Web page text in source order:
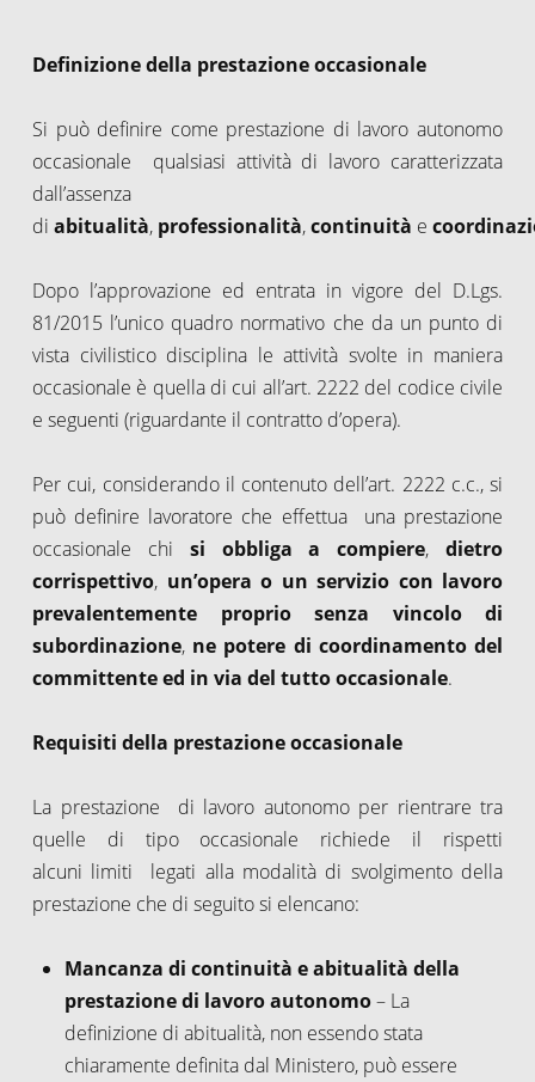
Definizione della prestazione occasionale
Si può definire come prestazione di lavoro autonomo
occasionale qualsiasi attività di lavoro caratterizzata
dall’assenza
di abitualità, professionalità,continuità e
Dopo l’approvazione ed entrata in vigore del D.Lgs.
81/2015 l’unico quadro normativo che da un punto di
vista civilistico disciplina le attività svolte in maniera
occasionale è quella di cui all’art. 2222 del codice civile
e seguenti (riguardante il contratto d’opera).
Per cui, considerando il contenuto dell’art. 2222 c.c., si
può definire lavoratore che effettua una prestazione
occasionale chi si obbliga a compiere, dietro
corrispettivo, un’opera o un servizio con lavoro
prevalentemente proprio senza vincolo di
subordinazione, ne potere di coordinamento del
committente ed in via del tutto occasionale.
Requisiti della prestazione occasionale
La prestazione di lavoro autonomo per rientrare tra
quelle di tipo occasionale richiede il rispetti
alcuni limiti legati alla modalità di svolgimento della
prestazione che di seguito si elencano:
Mancanza di continuità e abitualità della
prestazione di lavoro autonomo– La
definizione di abitualità, non essendo stata
chiaramente definita dal Ministero, può essere